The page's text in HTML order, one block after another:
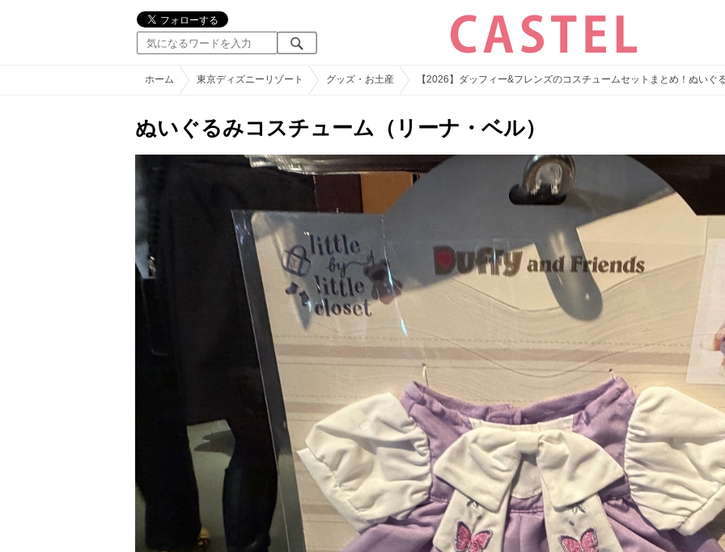
ホーム 東京ディズニーリゾート グッズ・お土産 【2026】ダッフィー&フレンズのコスチュームセットまとめ！ぬいぐ
ぬいぐるみコスチューム（リーナ・ベル）